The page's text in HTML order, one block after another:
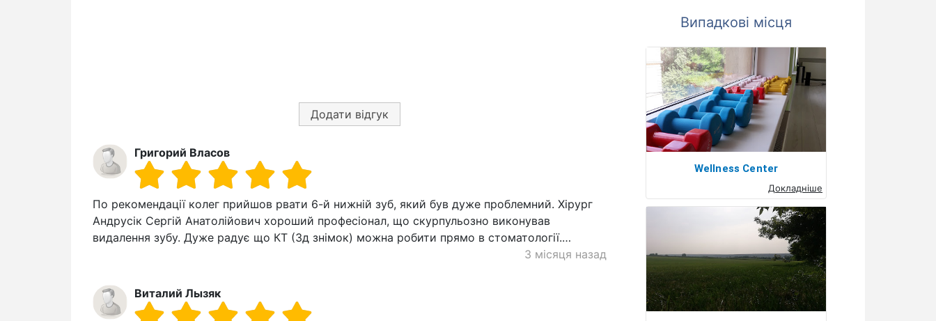
Додати відгук
Григорий Власов
По рекомендації колег прийшов рвати 6-й нижній зуб, який був дуже проблемний. Хірург
Андрусік Сергій Анатолійович хороший професіонал, що скурпульозно виконував
видалення зубу. Дуже радує що КТ (3д знімок) можна робити прямо в стоматології.…
3 місяця назад
Виталий Лызяк
Випадкові місця
Wellness Center
Докладніше